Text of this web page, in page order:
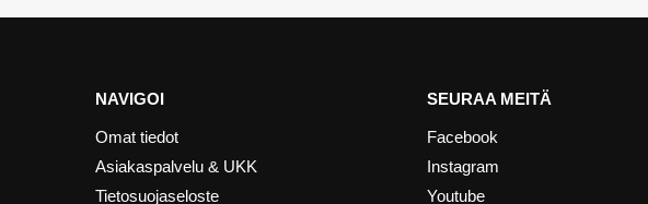
NAVIGOI
Omat tiedot
Asiakaspalvelu & UKK
Tietosuojaseloste
SEURAA MEITÄ
Facebook
Instagram
Youtube